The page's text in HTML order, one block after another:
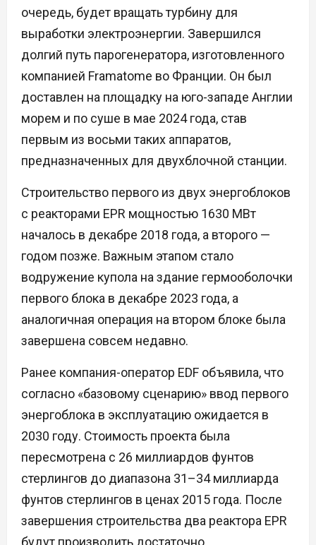
очередь, будет вращать турбину для
выработки электроэнергии. Завершился
долгий путь парогенератора, изготовленного
компанией Framatome во Франции. Он был
доставлен на площадку на юго-западе Англии
морем и по суше в мае 2024 года, став
первым из восьми таких аппаратов,
предназначенных для двухблочной станции.
Строительство первого из двух энергоблоков
с реакторами EPR мощностью 1630 МВт
началось в декабре 2018 года, а второго —
годом позже. Важным этапом стало
водружение купола на здание гермооболочки
первого блока в декабре 2023 года, а
аналогичная операция на втором блоке была
завершена совсем недавно.
Ранее компания-оператор EDF объявила, что
согласно «базовому сценарию» ввод первого
энергоблока в эксплуатацию ожидается в
2030 году. Стоимость проекта была
пересмотрена с 26 миллиардов фунтов
стерлингов до диапазона 31–34 миллиарда
фунтов стерлингов в ценах 2015 года. После
завершения строительства два реактора EPR